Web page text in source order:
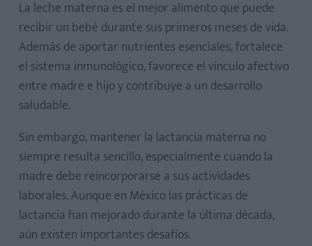
Ley General de Salud
Ley General de Acceso de las Mujeres a una Vida Libre de
Violencia
Ley del Seguro Social La Ley del Seguro Social
La leche materna es el mejor alimento que puede
recibir un bebé durante sus primeros meses de vida.
Además de aportar nutrientes esenciales, fortalece
el sistema inmunológico, favorece el vínculo afectivo
entre madre e hijo y contribuye a un desarrollo
saludable.
Sin embargo, mantener la lactancia materna no
siempre resulta sencillo, especialmente cuando la
madre debe reincorporarse a sus actividades
laborales. Aunque en México las prácticas de
lactancia han mejorado durante la última década,
aún existen importantes desafíos.